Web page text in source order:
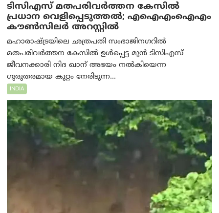
ടിസിഎസ് മതപരിവർത്തന കേസിൽ
പ്രധാന വെളിപ്പെടുത്തൽ; എഐഎംഐഎം
കൗൺസിലർ അറസ്റ്റിൽ
മഹാരാഷ്ട്രയിലെ ഛത്രപതി സംഭാജിനഗറിൽ
മതപരിവർത്തന കേസിൽ ഉൾപ്പെട്ട മുൻ ടിസിഎസ്
ജീവനക്കാരി നിദ ഖാന് അഭയം നൽകിയെന്ന
ഗുരുതരമായ കുറ്റം നേരിടുന്ന...
INDIA